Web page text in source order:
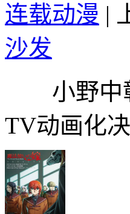
连载动漫 |
沙发
小野中彰
TV动画化